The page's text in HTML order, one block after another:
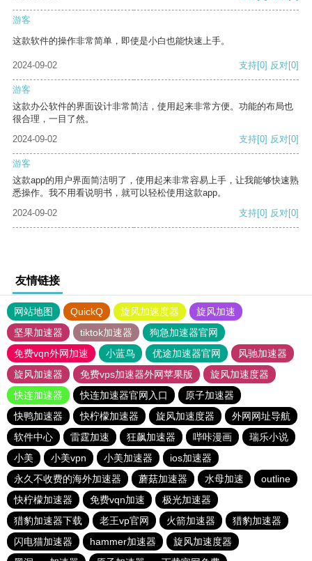
游客
这款软件的操作非常简单，即使是小白也能快速上手。
2024-09-02 支持[0] 反对[0]
游客
这款办公软件的界面设计非常简洁，使用起来非常方便。功能的布局也
很合理，一目了然。
2024-09-02
支持[0] 反对[0]
游客
这款app的用户界面简洁明了，使用起来非常容易上手，让我能够快速熟
悉操作。我不用看说明书，就可以轻松使用这款app。
2024-09-02
支持[0] 反对[0]
友情链接
网站地图 QuickQ 旋风加速度器
旋风加速
坚果加速器
tiktok加速器
狗急加速器官网
免费vqn外网加速
小蓝鸟 优途加速器官网
风驰加速器
旋风加速器
免费vps加速器外网苹果版
旋风加速度器
快连加速器
快连加速器官网入口
原子加速器
快鸭加速器
快柠檬加速器 旋风加速度器
外网网址导航
软件中心
雷霆加速 狂飙加速器 哔咔漫画
瑞乐小说
小美
小美vpn 小美加速器
ios加速器
永久不收费的海外加速器
蘑菇加速器 水母加速
outline
快柠檬加速器
免费vqn加速
极光加速器
猎豹加速器下载
老王vp官网 火箭加速器
猎豹加速器
闪电猫加速器
hammer加速器
旋风加速度器